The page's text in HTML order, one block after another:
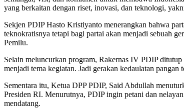
yang berkaitan dengan riset, inovasi, dan teknologi,
Sekjen PDIP Hasto Kristiyanto menerangkan bahwa
teknokratisnya tetapi bagi partai akan menjadi sebuah
Pemilu.
Selain meluncurkan program, Rakernas IV PDIP
menjadi tema kegiatan. Jadi gerakan kedaulatan
Sementara itu, Ketua DPP PDIP, Said Abdullah
Presiden RI. Menurutnya, PDIP ingin petani dan
mendatang.